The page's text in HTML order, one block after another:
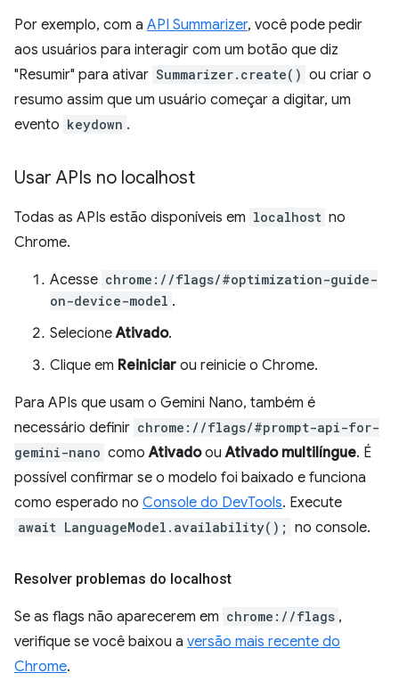
Por exemplo, com a API Summarizer, você pode pedir
aos usuários para interagir com um botão que diz
"Resumir" para ativar Summarizer.create() ou criar o
resumo assim que um usuário começar a digitar, um
evento keydown .
Usar APIs no localhost
Todas as APIs estão disponíveis em localhost no
Chrome.
Acesse chrome://flags/#optimization-guide-
on-device-model .
SelecioneAtivado.
Clique em Reiniciar ou reinicie o Chrome.
Para APIs que usam o Gemini Nano, também é
necessário definir chrome://flags/#prompt-api-for-
gemini-nano comoAtivadoouAtivado multilíngue. É
possível confirmar se o modelo foi baixado e funciona
como esperado no Console do DevTools. Execute
await LanguageModel.availability(); no console.
Resolver problemas do localhost
Se as flags não aparecerem em chrome://flags ,
verifique se você baixou a versão mais recente do
Chrome.